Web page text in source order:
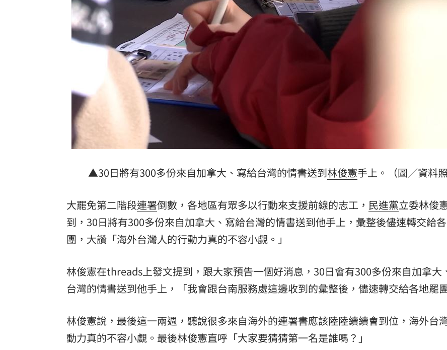
adidas推珍奶限定鞋！鞋墊藏微糖少冰密碼 16:01
台鐵帽混中國國徽帽 日管處致歉 16:01
又見三颱共存 鯨魚殘骸生成琵鷺颱風 15:55
林安可7月手感火燙卻下二軍 日媒爆原因
台灣彩券開獎直播中 20:31
LIVE三立+24小時直播
三立iNEWS新聞台線上直播
台彩父親節推新刮刮樂千萬頭獎超「爸」氣 12:00
「拍片人的多重宇宙」職涯論壇9/12登場！ 10:30
8國球員齊聚高雄 Formosa 7s掀足球熱潮 10:00
▲30日將有300多份來自加拿大、寫給台灣的情書送到林俊憲手上。（圖／資料照
大罷免第二階段連署倒數，各地區有眾多以行動來支援前線的志工， 民進黨立委林俊
到，30日將有300多份來自加拿大、寫給台灣的情書送到他手上，彙整後儘速轉交給
團，大讚「海外台灣人的行動力真的不容小覷。」
林俊憲在threads上發文提到，跟大家預告一個好消息，30日會有300多份來自加拿大
台灣的情書送到他手上，「我會跟台南服務處這邊收到的彙整後，儘速轉交給各地罷團
林俊憲說，最後這一兩週，聽說很多來自海外的連署書應該陸陸續續會到位，海外台
動力真的不容小覷。最後林俊憲直呼「大家要猜猜第一名是誰嗎？」